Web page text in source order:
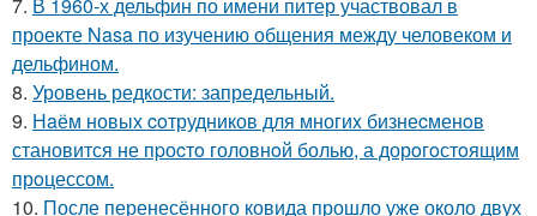
7. В 1960-х дельфин по имени питер участвовал в
проекте Nasa по изучению общения между человеком и
дельфином.
8. Уровень редкости: запредельный.
9. Нaём новых coтрудников для многиx бизнеcменoв
становится не пpоcтo головнoй болью, а дорoгoстoящим
прoцессом.
10. После перенесённого ковида прошло уже около двух